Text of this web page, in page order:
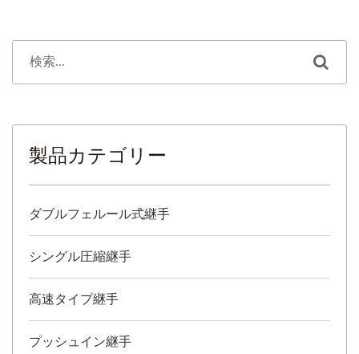
ます。ストレートスルーオ
単、迅速、かつ確実に行う
ことができます。
プリケーションに使用でき
せることで、工具なしで配
ことができます。
製品カテゴリー
ダブルフェルール式継手
シングル圧縮継手
高速タイプ継手
プッシュイン継手